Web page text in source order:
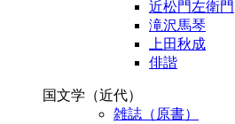
近松門左衛門
滝沢馬琴
上田秋成
俳諧
国文学（近代）
雑誌（原書）